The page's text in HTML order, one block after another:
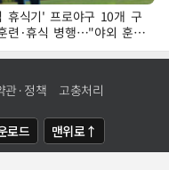
휴식기' 프로야구 10개 구
련·휴식 병행…"야외 훈련
안전 최우선"
관·정책 고충처리
로드 맨위로↑